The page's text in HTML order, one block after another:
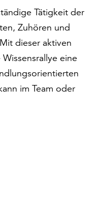
Tätigkeit der
Zuhören und
dieser aktiven
eine
im Team oder